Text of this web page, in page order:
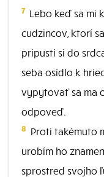
7 Lebo keď sa mi
cudzincov, ktorí
pripustí si do
seba osídlo k
vypytovať sa ma
odpoveď.
8 Proti takémuto
urobím ho
sprostred svojho